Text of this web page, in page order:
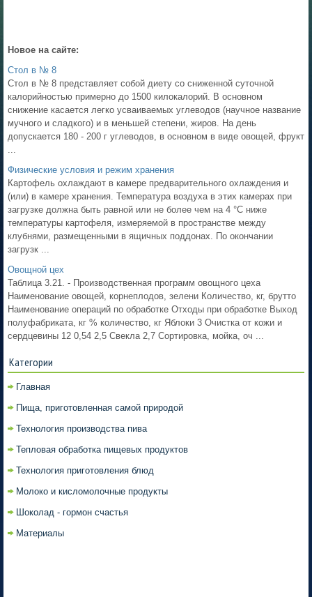
Новое на сайте:
Стол в № 8
Стол в № 8 представляет собой диету со сниженной суточной
калорийностью примерно до 1500 килокалорий. В основном
снижение касается легко усваиваемых углеводов (научное название
мучного и сладкого) и в меньшей степени, жиров. На день
допускается 180 - 200 г углеводов, в основном в виде овощей, фрукт
...
Физические условия и режим хранения
Картофель охлаждают в камере предварительного охлаждения и
(или) в камере хранения. Температура воздуха в этих камерах при
загрузке должна быть равной или не более чем на 4 °С ниже
температуры картофеля, измеряемой в пространстве между
клубнями, размещенными в ящичных поддонах. По окончании
загрузк ...
Овощной цех
Таблица 3.21. - Производственная программ овощного цеха
Наименование овощей, корнеплодов, зелени Количество, кг, брутто
Наименование операций по обработке Отходы при обработке Выход
полуфабриката, кг % количество, кг Яблоки 3 Очистка от кожи и
сердцевины 12 0,54 2,5 Свекла 2,7 Сортировка, мойка, оч ...
Категории
Главная
Пища, приготовленная самой природой
Технология производства пива
Тепловая обработка пищевых продуктов
Технология приготовления блюд
Молоко и кисломолочные продукты
Шоколад - гормон счастья
Материалы